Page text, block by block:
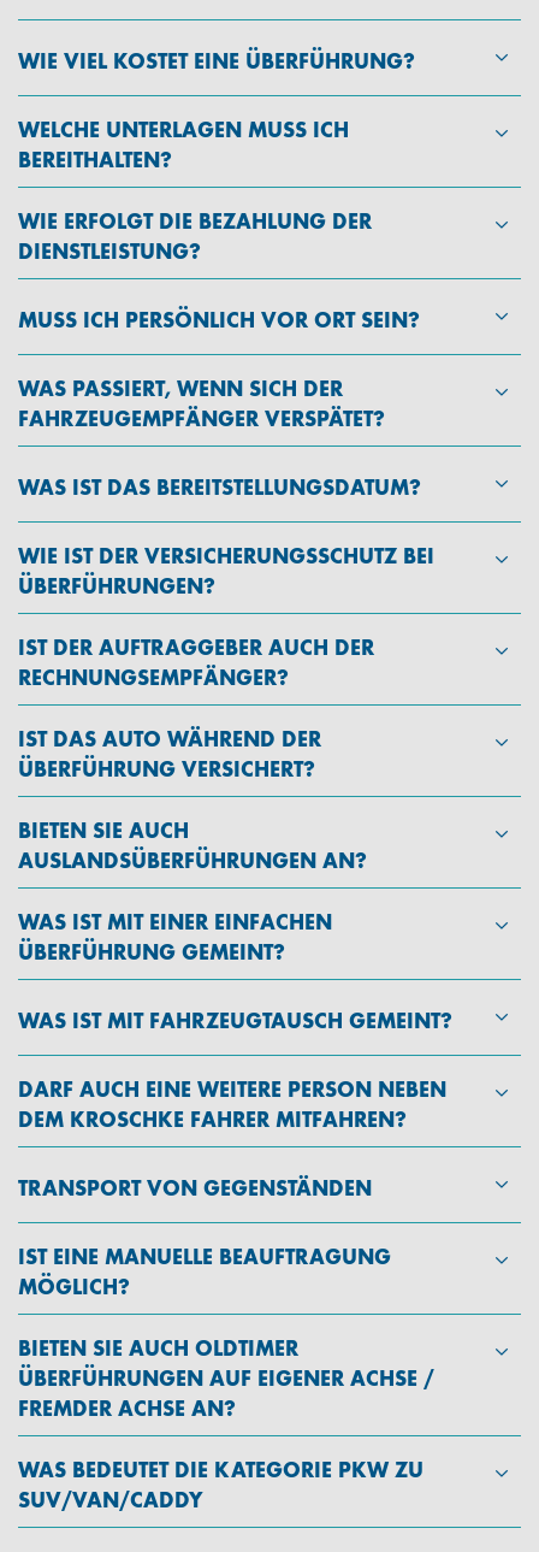
WIE VIEL KOSTET EINE ÜBERFÜHRUNG?
WELCHE UNTERLAGEN MUSS ICH
BEREITHALTEN?
WIE ERFOLGT DIE BEZAHLUNG DER
DIENSTLEISTUNG?
MUSS ICH PERSÖNLICH VOR ORT SEIN?
WAS PASSIERT, WENN SICH DER
FAHRZEUGEMPFÄNGER VERSPÄTET?
WAS IST DAS BEREITSTELLUNGSDATUM?
WIE IST DER VERSICHERUNGSSCHUTZ BEI
ÜBERFÜHRUNGEN?
IST DER AUFTRAGGEBER AUCH DER
RECHNUNGSEMPFÄNGER?
IST DAS AUTO WÄHREND DER
ÜBERFÜHRUNG VERSICHERT?
BIETEN SIE AUCH
AUSLANDSÜBERFÜHRUNGEN AN?
WAS IST MIT EINER EINFACHEN
ÜBERFÜHRUNG GEMEINT?
WAS IST MIT FAHRZEUGTAUSCH GEMEINT?
DARF AUCH EINE WEITERE PERSON NEBEN
DEM KROSCHKE FAHRER MITFAHREN?
TRANSPORT VON GEGENSTÄNDEN
IST EINE MANUELLE BEAUFTRAGUNG
MÖGLICH?
BIETEN SIE AUCH OLDTIMER
ÜBERFÜHRUNGEN AUF EIGENER ACHSE /
FREMDER ACHSE AN?
WAS BEDEUTET DIE KATEGORIE PKW ZU
SUV/VAN/CADDY